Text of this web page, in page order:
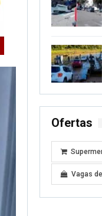
Ofertas
Vagas